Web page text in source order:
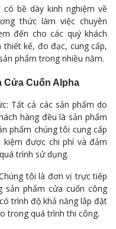
bề dày kinh nghiệm về
thức làm việc chuyên
đến cho các quý khách
kế, đo đạc, cung cấp,
phẩm trong nhiều năm.
Cửa Cuốn Alpha
Tất cả các sản phẩm do
hàng đều là sản phẩm
phẩm chúng tôi cung cấp
được chi phí và đảm
trình sử dụng.
tôi là đơn vị trực tiếp
sản phẩm cửa cuốn công
trình độ khả năng lắp đặt
trong quá trình thi công.